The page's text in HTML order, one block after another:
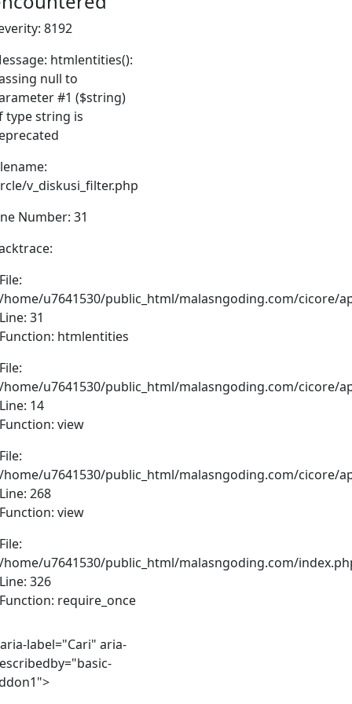
8192
htmlentities():
null to
#1 ($string)
type string is
v_diskusi_filter.php
Number: 31
File:
/home/u7641530/public_html/malasngoding.com/cicore/
Line: 31
Function: htmlentities
File:
/home/u7641530/public_html/malasngoding.com/cicore/
Line: 14
Function: view
File:
/home/u7641530/public_html/malasngoding.com/cicore/
Line: 268
Function: view
File:
/home/u7641530/public_html/malasngoding.com/
Line: 326
Function: require_once
label="Cari" aria-